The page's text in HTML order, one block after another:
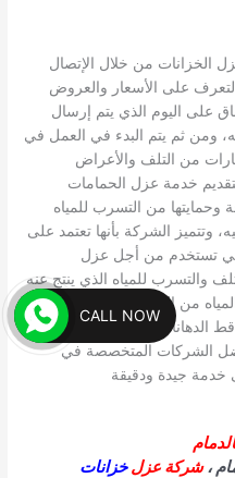
الخزانات من خلال الإتصال
التعرف على الأسعار والعروض
على اليوم الذي يتم إرسال
ومن ثم يتم البدء في العمل في
من التلف والأعراض
خدمة عزل الحمامات
وحمايتها من التسرب للمياه
وتتميز الشركة بأنها تعتمد على
التي تستخدم من أجل عزل
والتسرب للمياه الذي ينتج عنه
من الحوائط وتظهر على
الدهانات بعد فترة بسيطة،
الشركات المتخصصة في
جيدة ودقيقة
،شركة عزلخزانات
CALL NOW